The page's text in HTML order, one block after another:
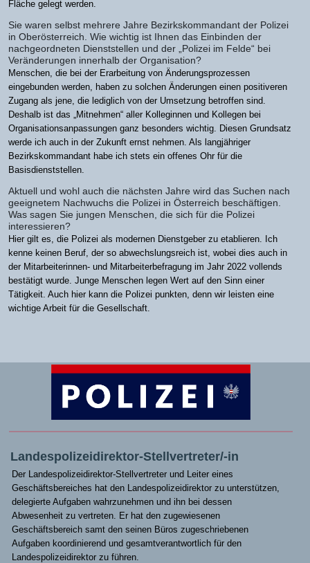
Fläche gelegt werden.
Sie waren selbst mehrere Jahre Bezirkskommandant der Polizei
in Oberösterreich. Wie wichtig ist Ihnen das Einbinden der
nachgeordneten Dienststellen und der „Polizei im Felde“ bei
Veränderungen innerhalb der Organisation?
Menschen, die bei der Erarbeitung von Änderungsprozessen
eingebunden werden, haben zu solchen Änderungen einen positiveren
Zugang als jene, die lediglich von der Umsetzung betroffen sind.
Deshalb ist das „Mitnehmen“ aller Kolleginnen und Kollegen bei
Organisationsanpassungen ganz besonders wichtig. Diesen Grundsatz
werde ich auch in der Zukunft ernst nehmen. Als langjähriger
Bezirkskommandant habe ich stets ein offenes Ohr für die
Basisdienststellen.
Aktuell und wohl auch die nächsten Jahre wird das Suchen nach
geeignetem Nachwuchs die Polizei in Österreich beschäftigen.
Was sagen Sie jungen Menschen, die sich für die Polizei
interessieren?
Hier gilt es, die Polizei als modernen Dienstgeber zu etablieren. Ich
kenne keinen Beruf, der so abwechslungsreich ist, wobei dies auch in
der Mitarbeiterinnen- und Mitarbeiterbefragung im Jahr 2022 vollends
bestätigt wurde. Junge Menschen legen Wert auf den Sinn einer
Tätigkeit. Auch hier kann die Polizei punkten, denn wir leisten eine
wichtige Arbeit für die Gesellschaft.
Landespolizeidirektor-Stellvertreter/-in
Der Landespolizeidirektor-Stellvertreter und Leiter eines
Geschäftsbereiches hat den Landespolizeidirektor zu unterstützen,
delegierte Aufgaben wahrzunehmen und ihn bei dessen
Abwesenheit zu vertreten. Er hat den zugewiesenen
Geschäftsbereich samt den seinen Büros zugeschriebenen
Aufgaben koordinierend und gesamtverantwortlich für den
Landespolizeidirektor zu führen.